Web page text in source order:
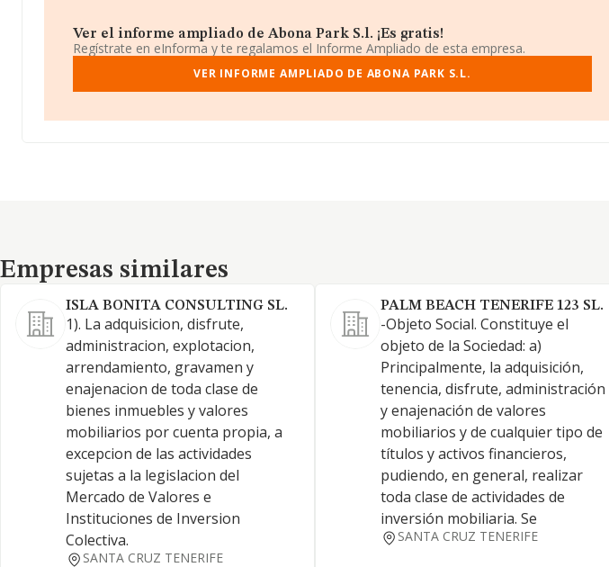
Ver el informe ampliado de Abona Park S.l. ¡Es gratis!
Regístrate en eInforma y te regalamos el Informe Ampliado de esta empresa.
VER INFORME AMPLIADO DE ABONA PARK S.L.
Empresas similares
Empresas similares
ISLA BONITA CONSULTING SL.
1). La adquisicion, disfrute,
administracion, explotacion,
arrendamiento, gravamen y
enajenacion de toda clase de
bienes inmuebles y valores
mobiliarios por cuenta propia, a
excepcion de las actividades
sujetas a la legislacion del
Mercado de Valores e
Instituciones de Inversion
Colectiva.
SANTA CRUZ TENERIFE
PALM BEACH TENERIFE 123 SL.
-Objeto Social. Constituye el
objeto de la Sociedad: a)
Principalmente, la adquisición,
tenencia, disfrute, administración
y enajenación de valores
mobiliarios y de cualquier tipo de
títulos y activos financieros,
pudiendo, en general, realizar
toda clase de actividades de
inversión mobiliaria. Se
SANTA CRUZ TENERIFE